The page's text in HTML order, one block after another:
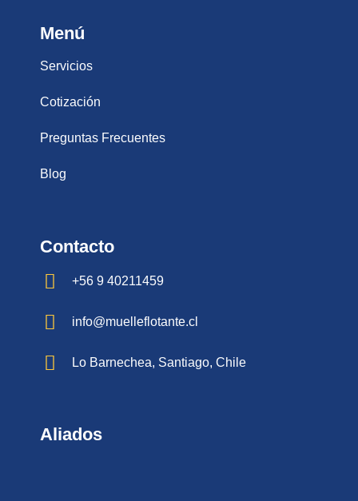
Menú
Servicios
Cotización
Preguntas Frecuentes
Blog
Contacto
+56 9 40211459
info@muelleflotante.cl
Lo Barnechea, Santiago, Chile
Aliados